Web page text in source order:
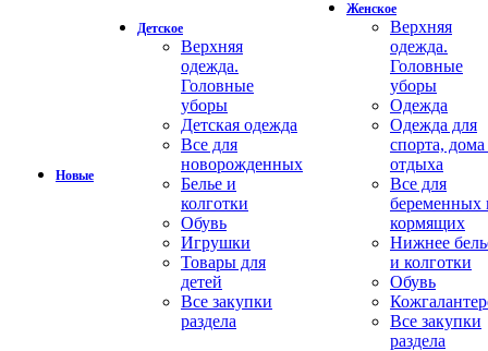
Новые
Детское
Верхняя
одежда.
Головные
уборы
Детская одежда
Все для
новорожденных
Белье и
колготки
Обувь
Игрушки
Товары для
детей
Все закупки
раздела
Женское
Верхняя
одежда.
Головные
уборы
Одежда
Одежда для
спорта,
отдыха
Все для
беременных
кормящих
Нижнее
и колготки
Обувь
Все закупки
раздела